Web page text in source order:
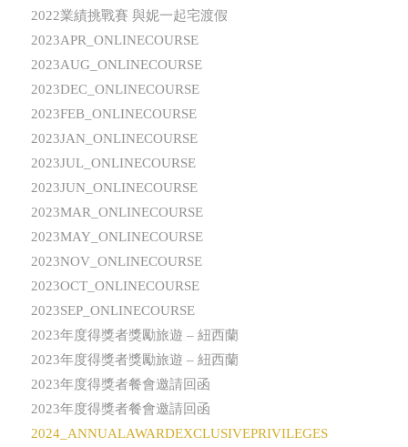
2022業績挑戰賽 與妮一起宅渡假
2023APR_ONLINECOURSE
2023AUG_ONLINECOURSE
2023DEC_ONLINECOURSE
2023FEB_ONLINECOURSE
2023JAN_ONLINECOURSE
2023JUL_ONLINECOURSE
2023JUN_ONLINECOURSE
2023MAR_ONLINECOURSE
2023MAY_ONLINECOURSE
2023NOV_ONLINECOURSE
2023OCT_ONLINECOURSE
2023SEP_ONLINECOURSE
2023年度得獎者獎勵旅遊 – 紐西蘭
2023年度得獎者獎勵旅遊 – 紐西蘭
2023年度得獎者餐會邀請回函
2023年度得獎者餐會邀請回函
2024_ANNUALAWARDEXCLUSIVEPRIVILEGES